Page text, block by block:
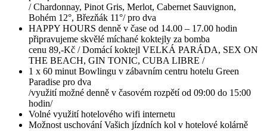
/ Chardonnay, Pinot Gris, Merlot, Cabernet Sauvignon,
Bohém 12°, Březňák 11°/ pro dva
HAPPY HOURS denně v čase od 14.00 – 17.00 hodin
připravujeme skvělé míchané koktejly za bomba
cenu 89,-Kč / Domácí koktejl VELKÁ PARÁDA, SEX ON
THE BEACH, GIN TONIC, CUBA LIBRE /
1 x 60 minut Bowlingu v zábavním centru hotelu Green
Paradise pro dva
/využití možné denně v časovém rozpětí od 09:00 do 15:00
hodin/
Volné využití hotelového wifi internetu
Možnost uschování Vašich jízdních kol v hotelové kolárně